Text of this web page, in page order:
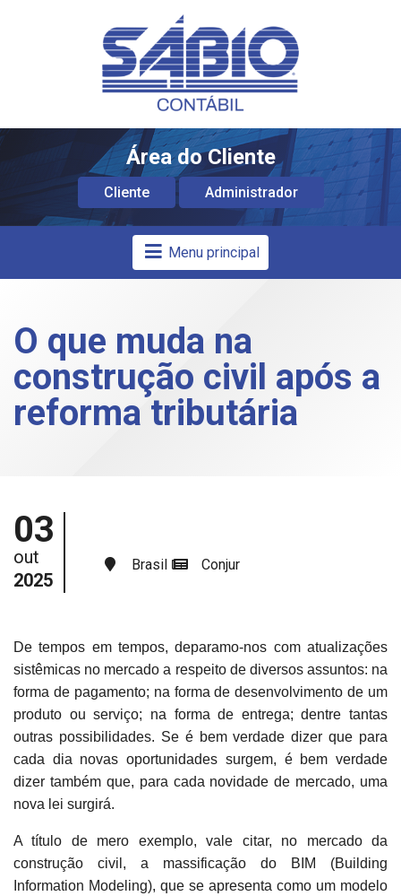
Área do Cliente
Cliente Administrador
Menu principal
O que muda na
construção civil após a
reforma tributária
03
out
2025
Brasil Conjur
De tempos em tempos, deparamo-nos com atualizações
sistêmicas no mercado a respeito de diversos assuntos: na
forma de pagamento; na forma de desenvolvimento de um
produto ou serviço; na forma de entrega; dentre tantas
outras possibilidades. Se é bem verdade dizer que para
cada dia novas oportunidades surgem, é bem verdade
dizer também que, para cada novidade de mercado, uma
nova lei surgirá.
A título de mero exemplo, vale citar, no mercado da
construção civil, a massificação do BIM (Building
Information Modeling), que se apresenta como um modelo